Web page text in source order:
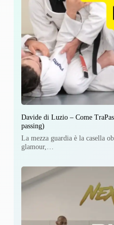
Davide di Luzio – Come
passing)
La mezza guardia è la casella
glamour,…